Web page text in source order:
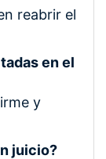
reabrir el
en el
y
juicio?